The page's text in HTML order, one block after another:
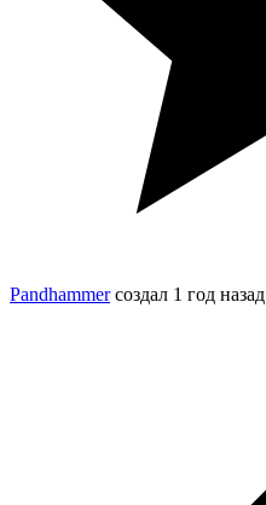
Pandhammerсоздал 1 год назад